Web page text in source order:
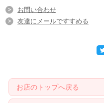
お問い合わせ
友達にメールですすめる
お店のトップへ戻る